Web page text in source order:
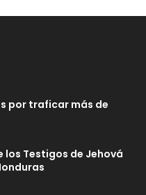
por traficar más de
los Testigos de Jehová